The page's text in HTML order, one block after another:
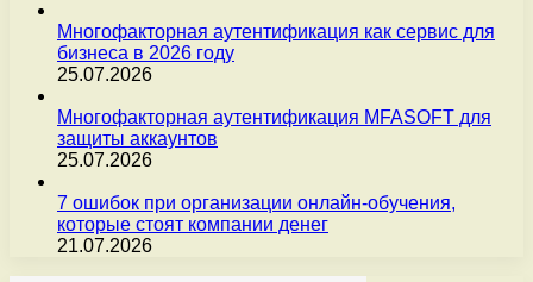
Многофакторная аутентификация как сервис для
бизнеса в 2026 году
25.07.2026
Многофакторная аутентификация MFASOFT для
защиты аккаунтов
25.07.2026
7 ошибок при организации онлайн-обучения,
которые стоят компании денег
21.07.2026